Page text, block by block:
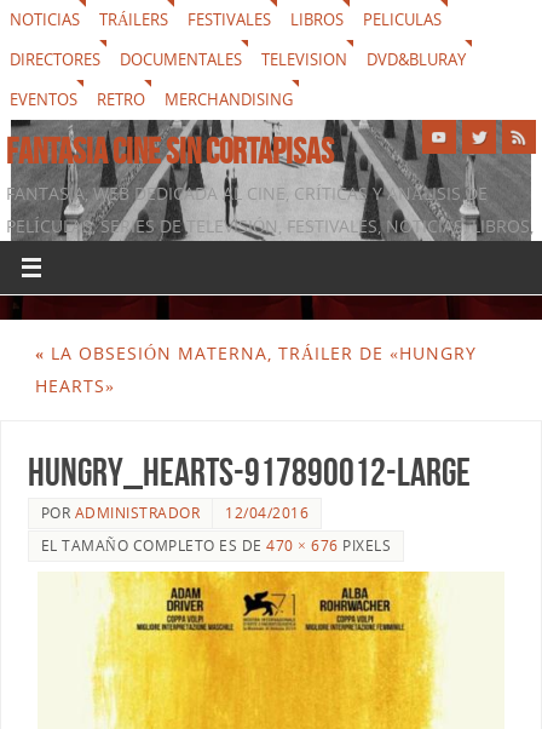
NOTICIAS TRÁILERS FESTIVALES LIBROS
PELICULAS
DIRECTORES
DOCUMENTALES TELEVISION
DVD&BLURAY
EVENTOS
RETRO MERCHANDISING
FANTASIA CINE SIN CORTAPISAS
FANTASIA, WEB DEDICADA AL CINE, CRÍTICAS Y ANÁLISIS DE
PELÍCULAS, SERIES DE TELEVISIÓN, FESTIVALES, NOTICIAS, LIBROS,
DVD & BLURAY, MERCHANDISING Y TODO LO QUE RODEA AL
SÉPTIMO ARTE
« LA OBSESIÓN MATERNA, TRÁILER DE «HUNGRY
HEARTS»
Hungry_Hearts-917890012-large
POR ADMINISTRADOR
12/04/2016
EL TAMAÑO COMPLETO ES DE470 × 676 PIXELS